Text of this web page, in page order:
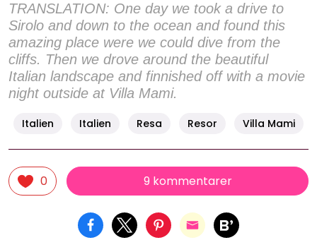
TRANSLATION: One day we took a drive to
Sirolo and down to the ocean and found this
amazing place were we could dive from the
cliffs. Then we drove around the beautiful
Italian landscape and finnished off with a movie
night outside at Villa Mami.
Italien Italien Resa Resor Villa Mami
0 9 kommentarer